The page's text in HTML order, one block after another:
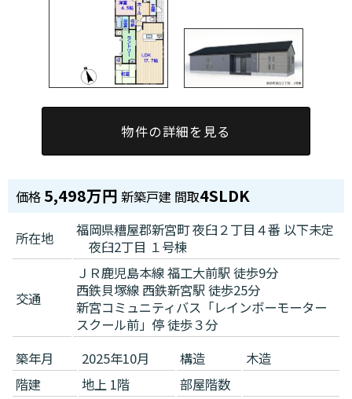
物件の詳細を見る
価格 5,498万円新築戸建 間取4SLDK
所在地
福岡県糟屋郡新宮町 夜臼２丁目４番 以下未定
夜臼2丁目 １号棟
交通
ＪＲ鹿児島本線 福工大前駅 徒歩9分
西鉄貝塚線 西鉄新宮駅 徒歩25分
新宮コミュニティバス「レインボーモーター
スクール前」停 徒歩３分
築年月
2025年10月 構造
木造
階建
地上 1階
部屋階数